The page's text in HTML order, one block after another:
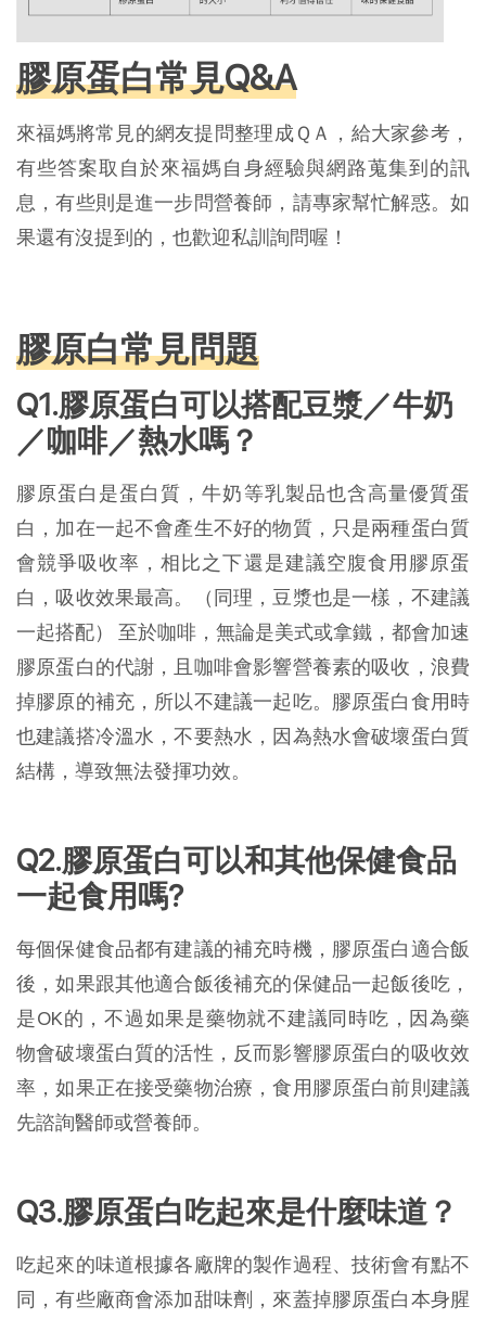
膠原蛋白常見Q&A
來福媽將常見的網友提問整理成ＱＡ，給大家參考，
有些答案取自於來福媽自身經驗與網路蒐集到的訊
息，有些則是進一步問營養師，請專家幫忙解惑。如
果還有沒提到的，也歡迎私訓詢問喔！
膠原白常見問題
Q1.膠原蛋白可以搭配豆漿／牛奶
／咖啡／熱水嗎？
膠原蛋白是蛋白質，牛奶等乳製品也含高量優質蛋
白，加在一起不會產生不好的物質，只是兩種蛋白質
會競爭吸收率，相比之下還是建議空腹食用膠原蛋
白，吸收效果最高。（同理，豆漿也是一樣，不建議
一起搭配） 至於咖啡，無論是美式或拿鐵，都會加速
膠原蛋白的代謝，且咖啡會影響營養素的吸收，浪費
掉膠原的補充，所以不建議一起吃。膠原蛋白食用時
也建議搭冷溫水，不要熱水，因為熱水會破壞蛋白質
結構，導致無法發揮功效。
Q2.膠原蛋白可以和其他保健食品
一起食用嗎?
每個保健食品都有建議的補充時機，膠原蛋白適合飯
後，如果跟其他適合飯後補充的保健品一起飯後吃，
是OK的，不過如果是藥物就不建議同時吃，因為藥
物會破壞蛋白質的活性，反而影響膠原蛋白的吸收效
率，如果正在接受藥物治療，食用膠原蛋白前則建議
先諮詢醫師或營養師。
Q3.膠原蛋白吃起來是什麼味道？
吃起來的味道根據各廠牌的製作過程、技術會有點不
同，有些廠商會添加甜味劑，來蓋掉膠原蛋白本身腥